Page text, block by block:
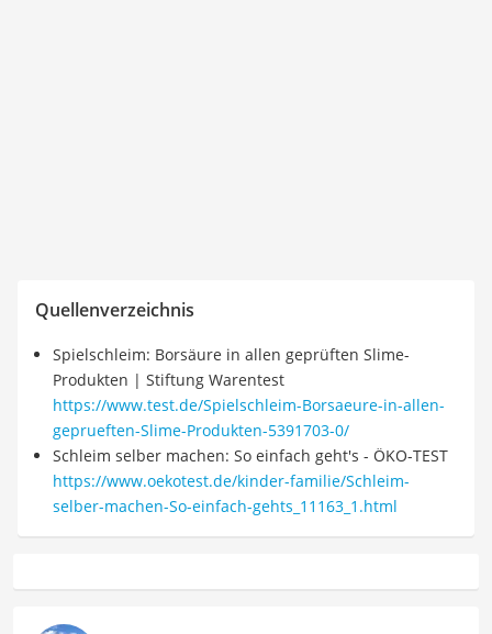
Quellenverzeichnis
Spielschleim: Borsäure in allen geprüften Slime-
Produkten | Stiftung Warentest
https://www.test.de/Spielschleim-Borsaeure-in-allen-
geprueften-Slime-Produkten-5391703-0/
Schleim selber machen: So einfach geht's - ÖKO-TEST
https://www.oekotest.de/kinder-familie/Schleim-
selber-machen-So-einfach-gehts_11163_1.html